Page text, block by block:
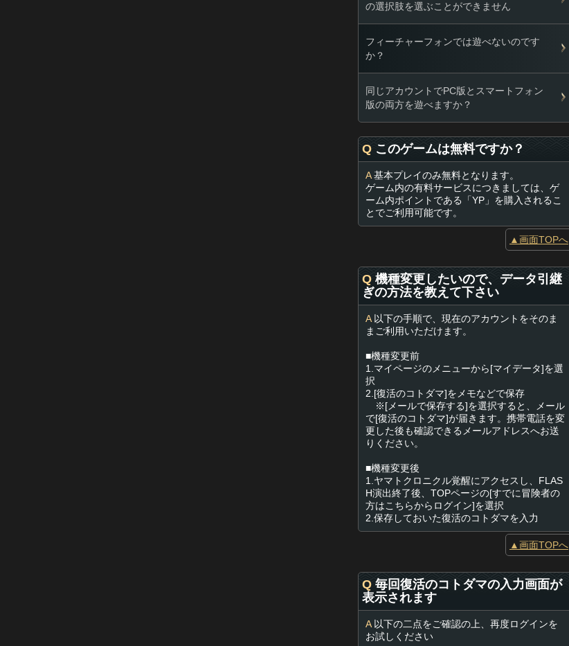
の選択肢を選ぶことができません
フィーチャーフォンでは遊べないのです
か？
同じアカウントでPC版とスマートフォン
版の両方を遊べますか？
Q このゲームは無料ですか？
A基本プレイのみ無料となります。
ゲーム内の有料サービスにつきましては、ゲ
ーム内ポイントである「YP」を購入されるこ
とでご利用可能です。
▲画面TOPへ
Q 機種変更したいので、データ引継
ぎの方法を教えて下さい
A以下の手順で、現在のアカウントをそのま
まご利用いただけます。
■機種変更前
1.マイページのメニューから[マイデータ]を選
択
2.[復活のコトダマ]をメモなどで保存
※[メールで保存する]を選択すると、メール
で[復活のコトダマ]が届きます。携帯電話を変
更した後も確認できるメールアドレスへお送
りください。
■機種変更後
1.ヤマトクロニクル覚醒にアクセスし、FLAS
H演出終了後、TOPページの[すでに冒険者の
方はこちらからログイン]を選択
2.保存しておいた復活のコトダマを入力
▲画面TOPへ
Q 毎回復活のコトダマの入力画面が
表示されます
A以下の二点をご確認の上、再度ログインを
お試しください